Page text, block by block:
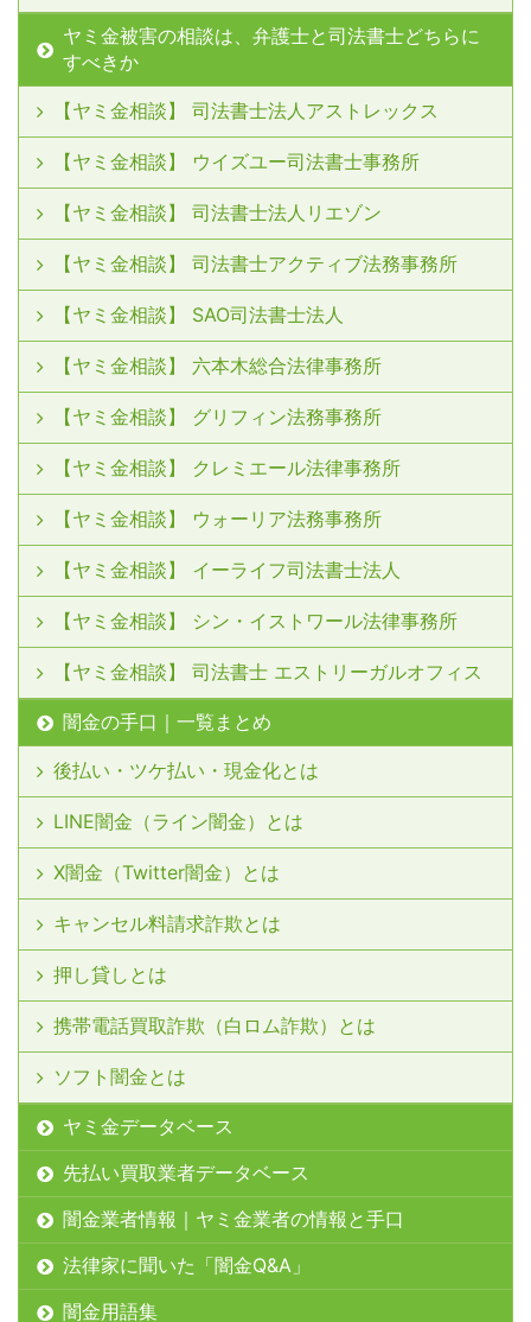
ヤミ金被害の相談は、弁護士と司法書士どちらに
すべきか
【ヤミ金相談】 司法書士法人アストレックス
【ヤミ金相談】 ウイズユー司法書士事務所
【ヤミ金相談】 司法書士法人リエゾン
【ヤミ金相談】 司法書士アクティブ法務事務所
【ヤミ金相談】 SAO司法書士法人
【ヤミ金相談】 六本木総合法律事務所
【ヤミ金相談】 グリフィン法務事務所
【ヤミ金相談】 クレミエール法律事務所
【ヤミ金相談】 ウォーリア法務事務所
【ヤミ金相談】 イーライフ司法書士法人
【ヤミ金相談】 シン・イストワール法律事務所
【ヤミ金相談】 司法書士 エストリーガルオフィス
闇金の手口｜一覧まとめ
後払い・ツケ払い・現金化とは
LINE闇金（ライン闇金）とは
X闇金（Twitter闇金）とは
キャンセル料請求詐欺とは
押し貸しとは
携帯電話買取詐欺（白ロム詐欺）とは
ソフト闇金とは
ヤミ金データベース
先払い買取業者データベース
闇金業者情報｜ヤミ金業者の情報と手口
法律家に聞いた「闇金Q&A」
闇金用語集